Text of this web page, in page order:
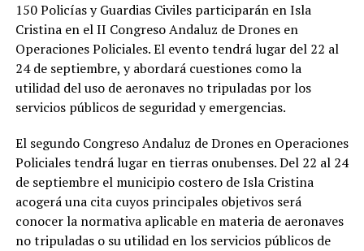
150 Policías y Guardias Civiles participarán en Isla
Cristina en el II Congreso Andaluz de Drones en
Operaciones Policiales. El evento tendrá lugar del 22 al
24 de septiembre, y abordará cuestiones como la
utilidad del uso de aeronaves no tripuladas por los
servicios públicos de seguridad y emergencias.
El segundo Congreso Andaluz de Drones en Operaciones
Policiales tendrá lugar en tierras onubenses. Del 22 al 24
de septiembre el municipio costero de Isla Cristina
acogerá una cita cuyos principales objetivos será
conocer la normativa aplicable en materia de aeronaves
no tripuladas o su utilidad en los servicios públicos de